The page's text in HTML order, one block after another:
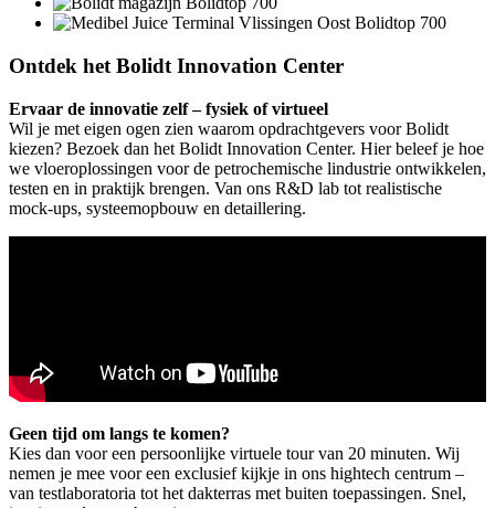
Ontdek het Bolidt Innovation Center
Ervaar de innovatie zelf – fysiek of virtueel
Wil je met eigen ogen zien waarom opdrachtgevers voor Bolidt
kiezen? Bezoek dan het Bolidt Innovation Center. Hier beleef je hoe
we vloeroplossingen voor de petrochemische lindustrie ontwikkelen,
testen en in praktijk brengen. Van ons R&D lab tot realistische
mock-ups, systeemopbouw en detaillering.
Geen tijd om langs te komen?
Kies dan voor een persoonlijke virtuele tour van 20 minuten. Wij
nemen je mee voor een exclusief kijkje in ons hightech centrum –
van testlaboratoria tot het dakterras met buiten toepassingen. Snel,